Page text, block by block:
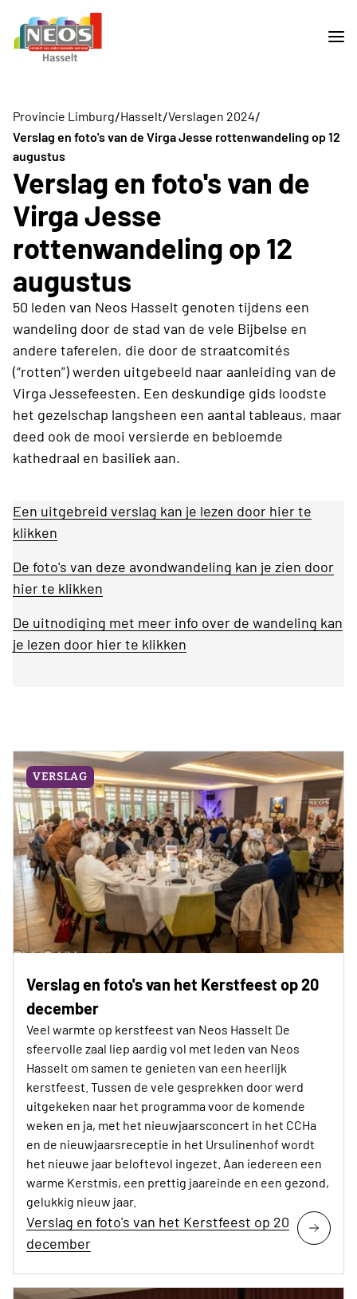
Provincie Limburg/Hasselt/Verslagen 2024/
Verslag en foto's van de Virga Jesse rottenwandeling op 12
augustus
Verslag en foto's van de
Virga Jesse
rottenwandeling op 12
augustus
50 leden van Neos Hasselt genoten tijdens een
wandeling door de stad van de vele Bijbelse en
andere taferelen, die door de straatcomités
(“rotten”) werden uitgebeeld naar aanleiding van de
Virga Jessefeesten. Een deskundige gids loodste
het gezelschap langsheen een aantal tableaus, maar
deed ook de mooi versierde en bebloemde
kathedraal en basiliek aan.
Een uitgebreid verslag kan je lezen door hier te
klikken
De foto's van deze avondwandeling kan je zien door
hier te klikken
De uitnodiging met meer info over de wandeling kan
je lezen door hier te klikken
VERSLAG
Verslag en foto's van het Kerstfeest op 20
december
Veel warmte op kerstfeest van Neos Hasselt De
sfeervolle zaal liep aardig vol met leden van Neos
Hasselt om samen te genieten van een heerlijk
kerstfeest. Tussen de vele gesprekken door werd
uitgekeken naar het programma voor de komende
weken en ja, met het nieuwjaarsconcert in het CCHa
en de nieuwjaarsreceptie in het Ursulinenhof wordt
het nieuwe jaar beloftevol ingezet. Aan iedereen een
warme Kerstmis, een prettig jaareinde en een gezond,
gelukkig nieuw jaar.
Verslag en foto's van het Kerstfeest op 20
december